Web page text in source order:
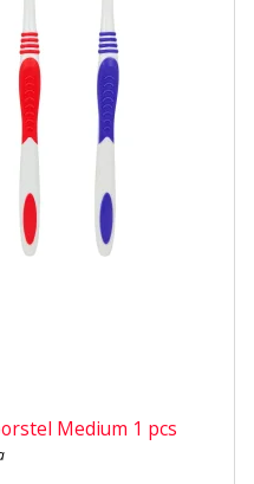
Medium 1 pcs